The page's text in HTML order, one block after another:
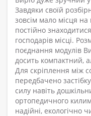
Завдяки своїй
зовсім мало місця
постійно
господарів місці.
поєднання модулів
досить компактний,
Для скріплення між
передбачено
силу навіть
ортопедичного
надійні, екологічно